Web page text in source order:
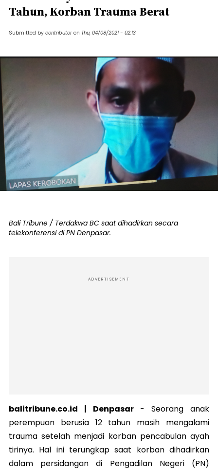
Tahun, Korban Trauma Berat
Submitted by contributor on Thu, 04/08/2021 - 02:13
Bali Tribune / Terdakwa BC saat dihadirkan secara
telekonferensi di PN Denpasar.
ADVERTISEMENT
balitribune.co.id | Denpasar-Seorang anak
perempuan berusia 12 tahun masih mengalami
trauma setelah menjadi korban pencabulan ayah
tirinya. Hal ini terungkap saat korban dihadirkan
dalam persidangan di Pengadilan Negeri (PN)